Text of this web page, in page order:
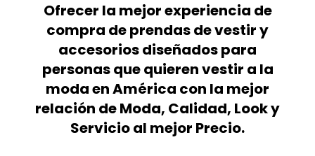
Ofrecer la mejor experiencia de
compra de prendas de vestir y
accesorios diseñados para
personas que quieren vestir a la
moda en América con la mejor
relación de Moda, Calidad, Look y
Servicio al mejor Precio.